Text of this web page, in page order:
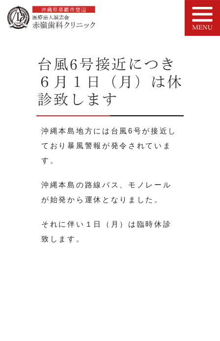
台風6号接近につき
６月１日（月）は休
診致します
沖縄本島地方には台風6号が接近し
ており暴風警報が発令されていま
す。
沖縄本島の路線バス、モノレール
が始発から運休となりました。
それに伴い１日（月）は臨時休診
致します。